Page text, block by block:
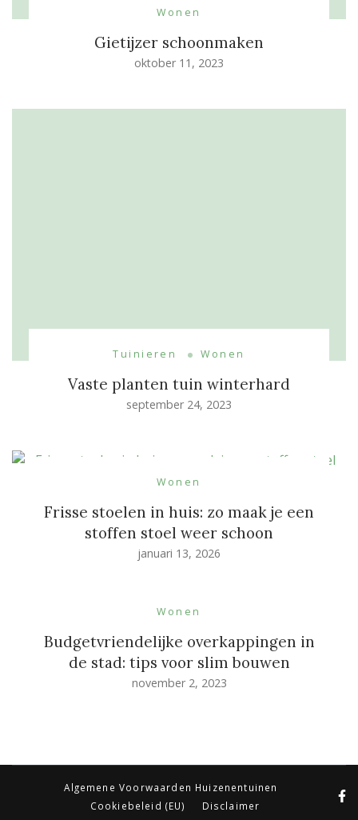
Wonen
Gietijzer schoonmaken
oktober 11, 2023
Tuinieren Wonen
Vaste planten tuin winterhard
september 24, 2023
Wonen
Frisse stoelen in huis: zo maak je een
stoffen stoel weer schoon
januari 13, 2026
Wonen
Budgetvriendelijke overkappingen in
de stad: tips voor slim bouwen
november 2, 2023
Algemene Voorwaarden Huizenentuinen
Cookiebeleid (EU)
Disclaimer